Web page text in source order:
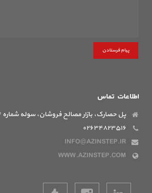
پیام فرستادن
اطلاعات تماس
پل حصارک، بازار مصالح فروشان، سوله شماره ۶۴
۰۲۶۳۴۸۲۳۵۱۶
INFO@AZINSTEP.IR
WWW.AZINSTEP.COM